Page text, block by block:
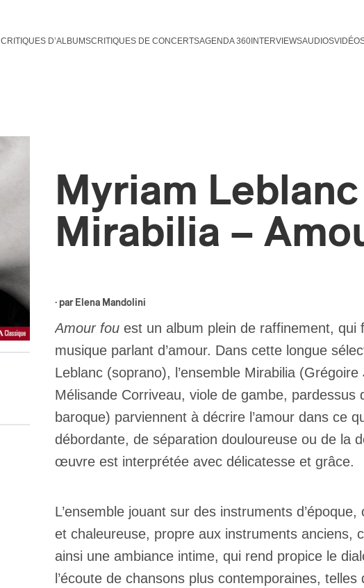
CRITIQUES D’ALBUMSCRITIQUES DE CONCERTSAGENDA 360INTERVIEWSAUDIOS
Myriam
Mirabilia –
· par Elena Mandolini
Amour fou est un album plein de raffinement,
musique parlant d’amour. Dans cette longue
Leblanc (soprano), l’ensemble Mirabilia
Mélisande Corriveau, viole de gambe, pardessus
baroque) parviennent à décrire l’amour dans ce
débordante, de séparation douloureuse ou de la
œuvre est interprétée avec délicatesse et grâce.
L’ensemble jouant sur des instruments
et chaleureuse, propre aux instruments anciens,
ainsi une ambiance intime, qui rend propice le
l’écoute de chansons plus contemporaines, telles